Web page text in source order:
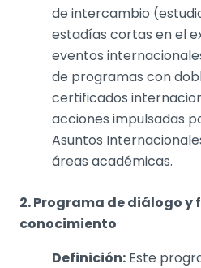
de intercambio
estadías cortas en el
eventos
de programas con
certificados
acciones impulsadas
Asuntos
áreas académicas.
2. Programa de diálogo y
conocimiento
Definición: Este